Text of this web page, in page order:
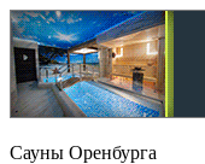
Сауны Оренбурга